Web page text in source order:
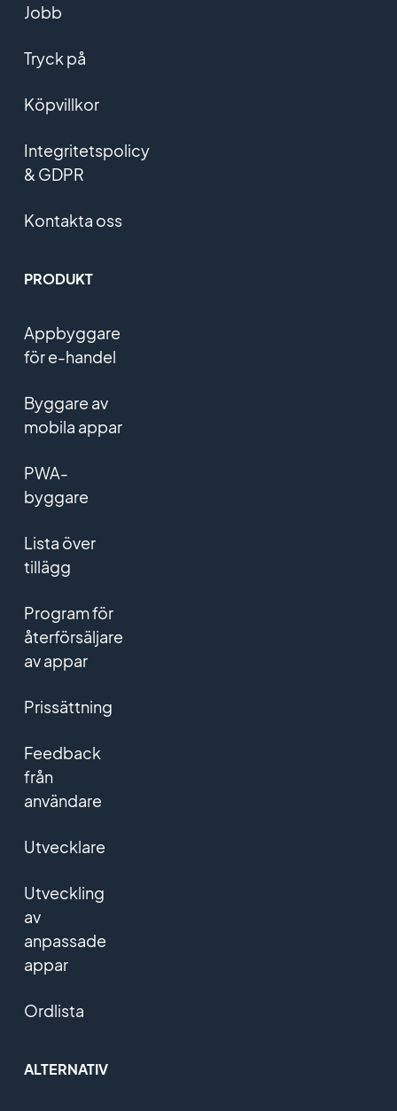
Jobb
Tryck på
Köpvillkor
Integritetspolicy
& GDPR
Kontakta oss
PRODUKT
Appbyggare
för e-handel
Byggare av
mobila appar
PWA-
byggare
Lista över
tillägg
Program för
återförsäljare
av appar
Prissättning
Feedback
från
användare
Utvecklare
Utveckling
av
anpassade
appar
Ordlista
ALTERNATIV